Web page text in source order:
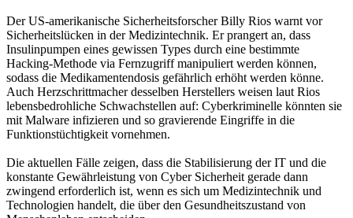
Der US-amerikanische Sicherheitsforscher Billy Rios warnt vor
Sicherheitslücken in der Medizintechnik. Er prangert an, dass
Insulinpumpen eines gewissen Types durch eine bestimmte
Hacking-Methode via Fernzugriff manipuliert werden können,
sodass die Medikamentendosis gefährlich erhöht werden könne.
Auch Herzschrittmacher desselben Herstellers weisen laut Rios
lebensbedrohliche Schwachstellen auf: Cyberkriminelle könnten sie
mit Malware infizieren und so gravierende Eingriffe in die
Funktionstüchtigkeit vornehmen.
Die aktuellen Fälle zeigen, dass die Stabilisierung der IT und die
konstante Gewährleistung von Cyber Sicherheit gerade dann
zwingend erforderlich ist, wenn es sich um Medizintechnik und
Technologien handelt, die über den Gesundheitszustand von